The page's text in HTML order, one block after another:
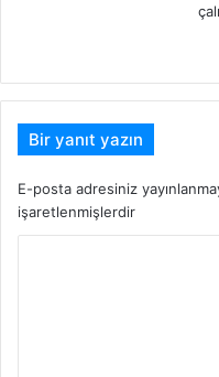
Bir yanıt yazın
E-posta adresiniz
işaretlenmişlerdir